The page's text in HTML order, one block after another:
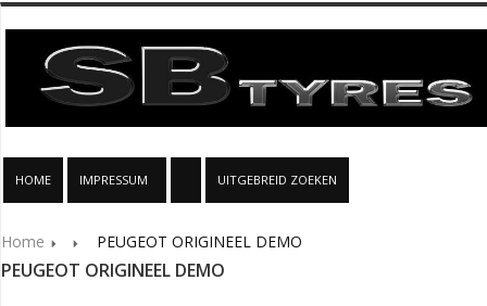
HOME IMPRESSUM UITGEBREID ZOEKEN
Home PEUGEOT ORIGINEEL DEMO
PEUGEOT ORIGINEEL DEMO